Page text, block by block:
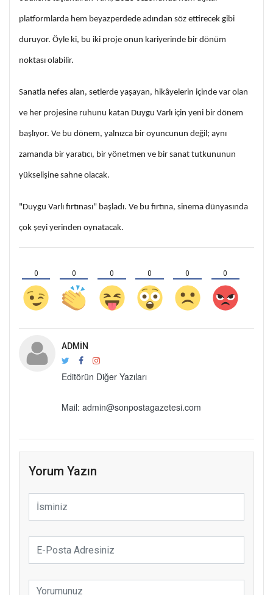
platformlarda hem beyazperdede adından söz ettirecek gibi
duruyor. Öyle ki, bu iki proje onun kariyerinde bir dönüm
noktası olabilir.
Sanatla nefes alan, setlerde yaşayan, hikâyelerin içinde var olan
ve her projesine ruhunu katan Duygu Varlı için yeni bir dönem
başlıyor. Ve bu dönem, yalnızca bir oyuncunun değil; aynı
zamanda bir yaratıcı, bir yönetmen ve bir sanat tutkununun
yükselişine sahne olacak.
"Duygu Varlı fırtınası" başladı. Ve bu fırtına, sinema dünyasında
çok şeyi yerinden oynatacak.
0 0 0 0 0 0
ADMIN
Editörün Diğer Yazıları
Mail: admin@sonpostagazetesi.com
Yorum Yazın